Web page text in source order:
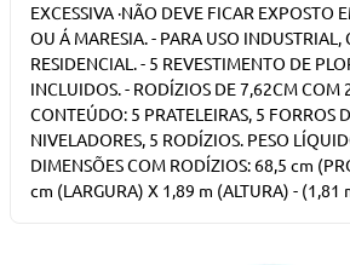
EXCESSIVA ·NÃO DEVE FICAR EXPOSTO
OU Á MARESIA. - PARA USO INDUSTRIAL,
RESIDENCIAL. - 5 REVESTIMENTO DE
INCLUIDOS. - RODÍZIOS DE 7,62CM COM
CONTEÚDO: 5 PRATELEIRAS, 5 FORROS
NIVELADORES, 5 RODÍZIOS. PESO
DIMENSÕES COM RODÍZIOS: 68,5 cm
cm (LARGURA) X 1,89 m (ALTURA) - (1,81